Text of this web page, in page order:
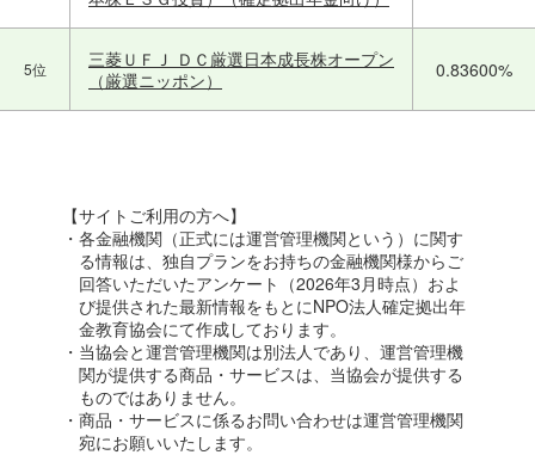
5位
三菱ＵＦＪ ＤＣ厳選日本成長株オープン
（厳選ニッポン）
0.83600%
【サイトご利用の方へ】
・各金融機関（正式には運営管理機関という）に関す
る情報は、独自プランをお持ちの金融機関様からご
回答いただいたアンケート（2026年3月時点）およ
び提供された最新情報をもとにNPO法人確定拠出年
金教育協会にて作成しております。
・当協会と運営管理機関は別法人であり、運営管理機
関が提供する商品・サービスは、当協会が提供する
ものではありません。
・商品・サービスに係るお問い合わせは運営管理機関
宛にお願いいたします。